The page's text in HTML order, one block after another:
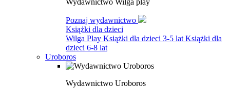
Wydawnictwo Wilga play
Poznaj wydawnictwo
Książki dla dzieci
Wilga Play Książki dla dzieci 3-5 lat Książki dla
dzieci 6-8 lat
Uroboros
Wydawnictwo Uroboros